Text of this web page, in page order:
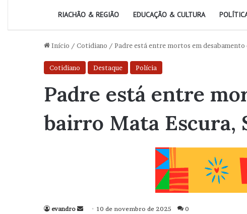
RIACHÃO & REGIÃO EDUCAÇÃO & CULTURA
Início / Cotidiano / Padre está entre mortos em
Cotidiano Destaque Polícia
Padre está entre
bairro Mata Escura,
evandro
Mande10 de novembro de 2025 0